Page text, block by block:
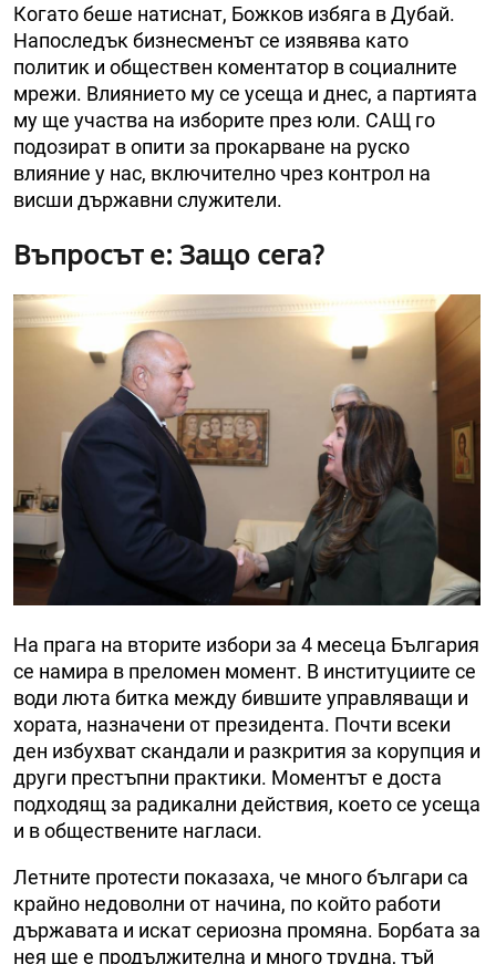
Когато беше натиснат, Божков избяга в Дубай.
Напоследък бизнесменът се изявява като
политик и обществен коментатор в социалните
мрежи. Влиянието му се усеща и днес, а партията
му ще участва на изборите през юли. САЩ го
подозират в опити за прокарване на руско
влияние у нас, включително чрез контрол на
висши държавни служители.
Въпросът е: Защо сега?
На прага на вторите избори за 4 месеца България
се намира в преломен момент. В институциите се
води люта битка между бившите управляващи и
хората, назначени от президента. Почти всеки
ден избухват скандали и разкрития за корупция и
други престъпни практики. Моментът е доста
подходящ за радикални действия, което се усеща
и в обществените нагласи.
Летните протести показаха, че много българи са
крайно недоволни от начина, по който работи
държавата и искат сериозна промяна. Борбата за
нея ще е продължителна и много трудна, тъй